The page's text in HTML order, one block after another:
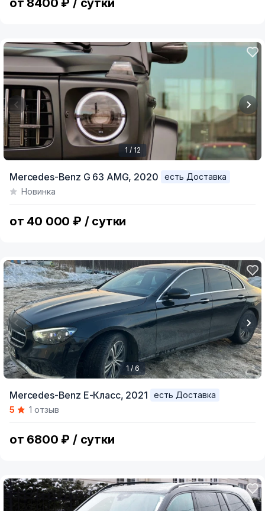
от 8400 ₽ / сутки
of
1 / 12
Mercedes-Benz G 63 AMG, 2020
есть Доставка
Новинка
от 40 000 ₽ / сутки
of
1 / 6
Mercedes-Benz E-Класс, 2021
есть Доставка
5
1 отзыв
от 6800 ₽ / сутки